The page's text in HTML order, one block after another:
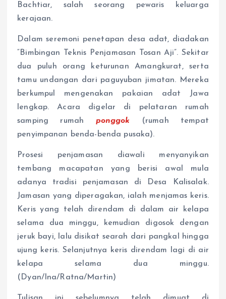
Bachtiar, salah seorang pewaris keluarga
kerajaan.
Dalam seremoni penetapan desa adat, diadakan
“Bimbingan Teknis Penjamasan Tosan Aji”. Sekitar
dua puluh orang keturunan Amangkurat, serta
tamu undangan dari paguyuban jimatan. Mereka
berkumpul mengenakan pakaian adat Jawa
lengkap. Acara digelar di pelataran rumah
samping rumah ponggok
(rumah tempat
penyimpanan benda-benda pusaka).
Prosesi penjamasan diawali menyanyikan
tembang macapatan yang berisi awal mula
adanya tradisi penjamasan di Desa Kalisalak.
Jamasan yang diperagakan, ialah menjamas keris.
Keris yang telah direndam di dalam air kelapa
selama dua minggu, kemudian digosok dengan
jeruk bayi, lalu disikat searah dari pangkal hingga
ujung keris. Selanjutnya keris direndam lagi di air
kelapa selama dua minggu.
(Dyan/Ina/Ratna/Martin)